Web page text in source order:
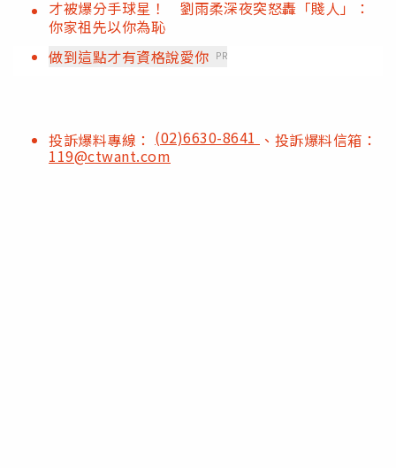
才被爆分手球星！ 劉雨柔深夜突怒轟「賤人」：
你家祖先以你為恥
做到這點才有資格說愛你 PR
投訴爆料專線： (02)6630-8641 、投訴爆料信箱：
119@ctwant.com